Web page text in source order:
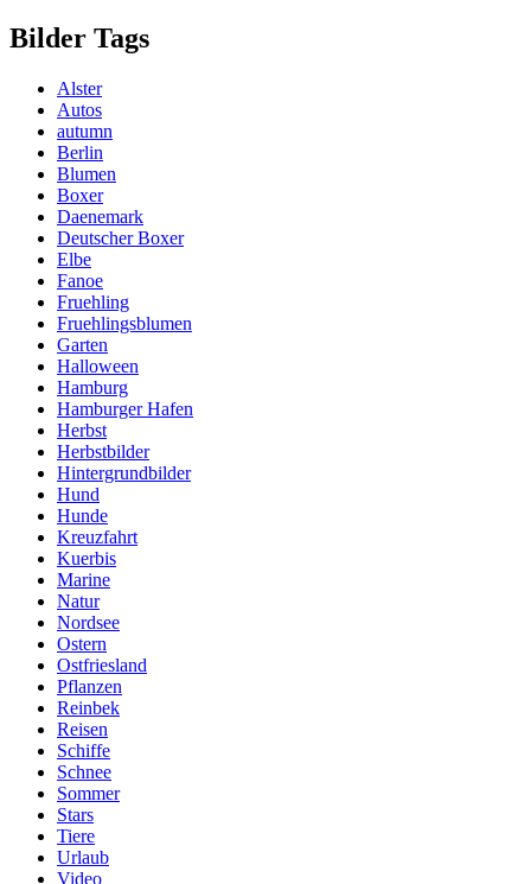
Bilder Tags
Alster
Autos
autumn
Berlin
Blumen
Boxer
Daenemark
Deutscher Boxer
Elbe
Fanoe
Fruehling
Fruehlingsblumen
Garten
Halloween
Hamburg
Hamburger Hafen
Herbst
Herbstbilder
Hintergrundbilder
Hund
Hunde
Kreuzfahrt
Kuerbis
Marine
Natur
Nordsee
Ostern
Ostfriesland
Pflanzen
Reinbek
Reisen
Schiffe
Schnee
Sommer
Stars
Tiere
Urlaub
Video